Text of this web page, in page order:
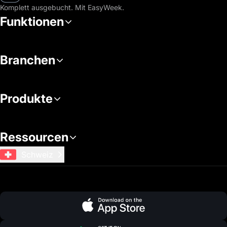
Komplett ausgebucht. Mit EasyWeek.
Funktionen
Branchen
Produkte
Ressourcen